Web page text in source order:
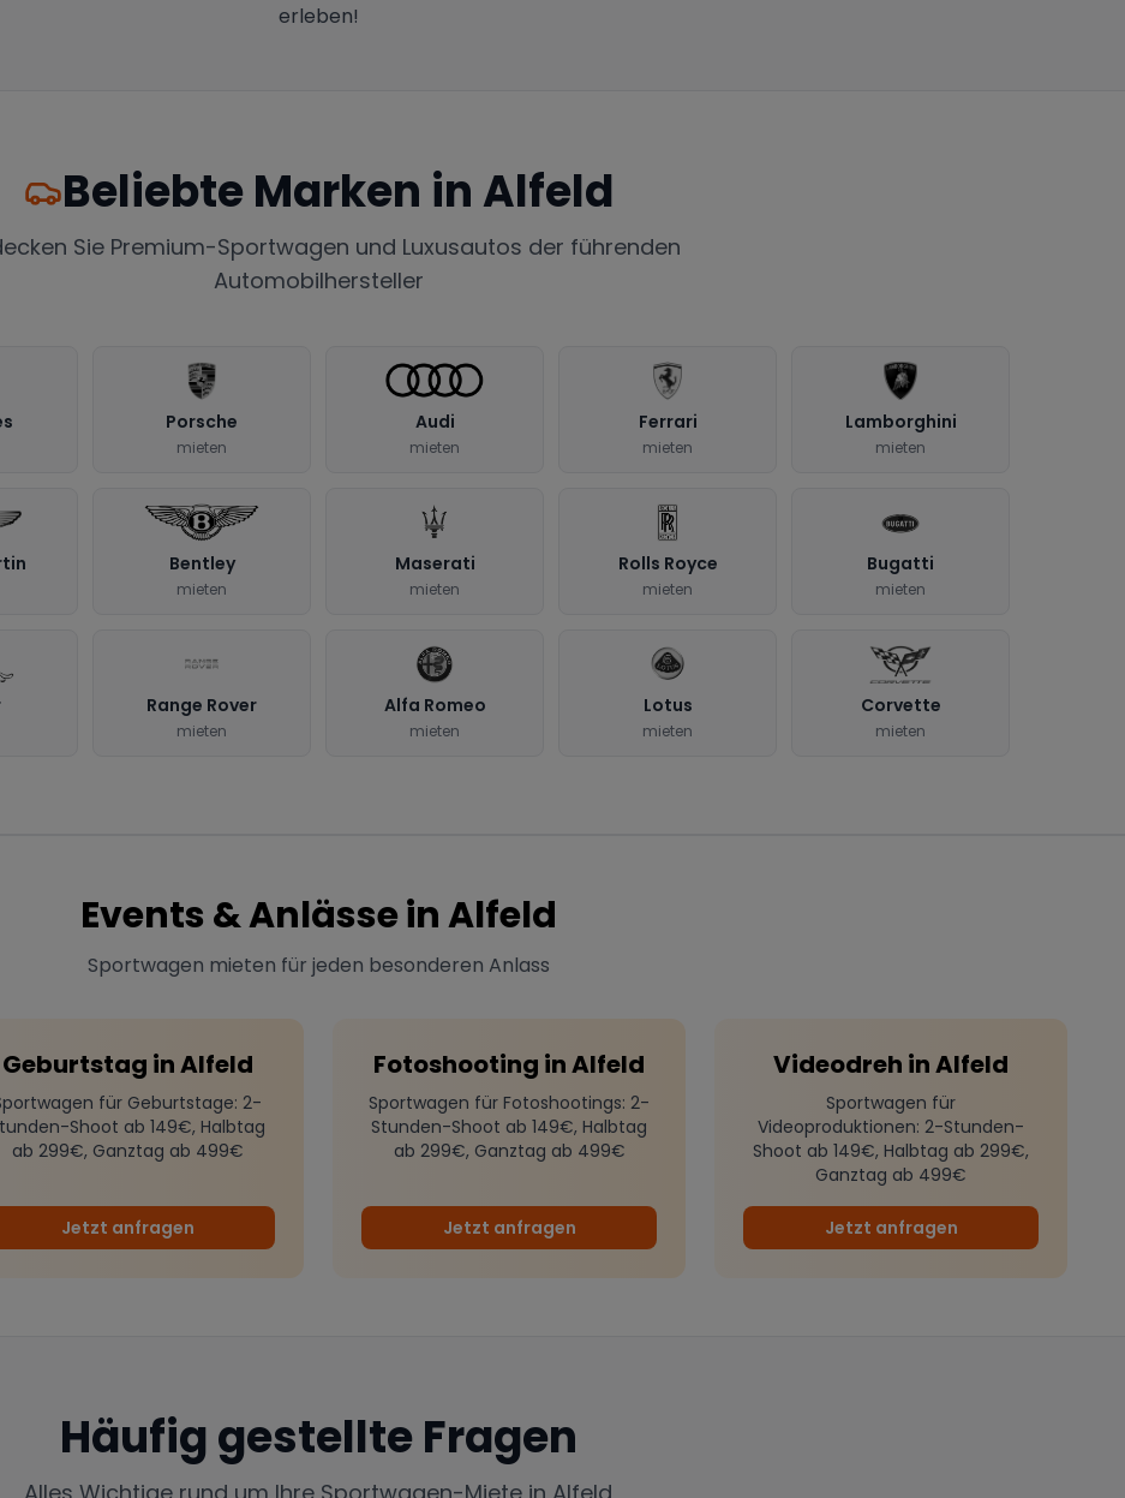
erleben!
Beliebte Marken inAlfeld
Sie Premium-Sportwagen und Luxusautos der führenden
Automobilhersteller
Porsche
mieten
Audi
mieten
Ferrari
mieten
Lamborghini
mieten
Bentley
mieten
Maserati
mieten
Rolls Royce
mieten
Bugatti
mieten
Range Rover
mieten
Alfa Romeo
mieten
Lotus
mieten
Corvette
mieten
Events & Anlässe inAlfeld
Sportwagen mieten für jeden besonderen Anlass
Geburtstag inAlfeld
für Geburtstage: 2-
Shoot ab 149€, Halbtag
ab 299€, Ganztag ab 499€
Jetzt anfragen
Fotoshooting inAlfeld
Sportwagen für Fotoshootings: 2-
Stunden-Shoot ab 149€, Halbtag
ab 299€, Ganztag ab 499€
Jetzt anfragen
Videodreh inAlfeld
Sportwagen für
Videoproduktionen: 2-Stunden-
Shoot ab 149€, Halbtag ab 299€,
Ganztag ab 499€
Jetzt anfragen
Häufig gestellte Fragen